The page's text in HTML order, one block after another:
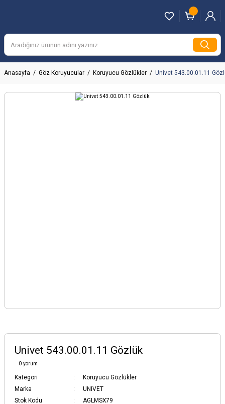
Anasayfa Göz Koruyucular Koruyucu Gözlükler Univet 543.00.01.11
Univet 543.00.01.11 Gözlük
0 yorum
Kategori
Koruyucu Gözlükler
Marka
UNIVET
Stok Kodu
AGLMSX79